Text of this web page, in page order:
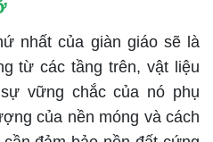
nhất của giàn giáo sẽ là
từ các tầng trên, vật liệu
vững chắc của nó phụ
của nền móng và cách